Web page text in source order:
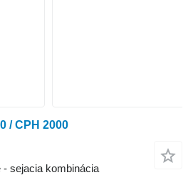
/ CPH 2000
- sejacia kombinácia